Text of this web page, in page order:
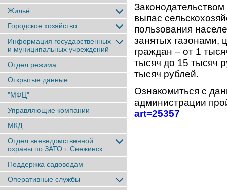
Жильё
Городское хозяйство
Информация государственных
и муниципальных учреждений
Отдел режима
Открытые данные
"МФЦ"
Управляющие компании
МКД
Отдел вневедомственной
охраны по ЗАТО г. Снежинск
Поддержка садоводам
Оперативные службы
выпас
пользования
занятых газонами,
граждан – от 1
тысяч до 15 тысяч
тысяч рублей.
Ознакомиться с
администрации
art=25357